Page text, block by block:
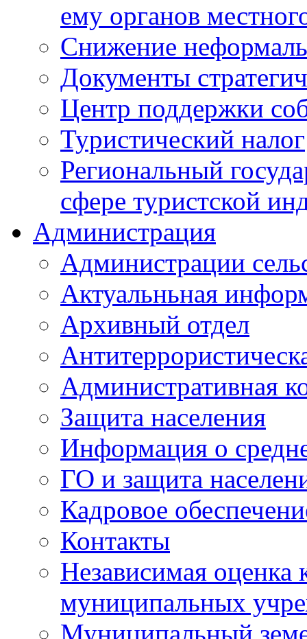
ему органов
Снижение
Документы
Центр поддержки
Туристический налог
Региональный
сфере туристской
Администрация
Администрации
Актуальньная
Архивный отдел
Административная
Защита населения
Информация о
ГО и защита
Кадровое
Контакты
Независимая оценка
муниципальных